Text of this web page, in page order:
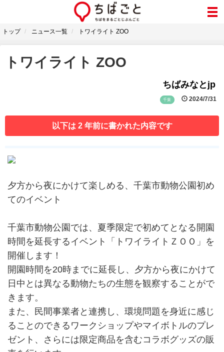
トップ ニュース一覧 トワイライト ZOO
トワイライト ZOO
ちばみなとjp
千葉 2024/7/31
以下は 2 年前に書かれた内容です
夕方から夜にかけて楽しめる、千葉市動物公園初め
てのイベント
千葉市動物公園では、夏季限定で初めてとなる開園
時間を延長するイベント「トワイライトＺＯＯ」を
開催します！
開園時間を20時までに延長し、夕方から夜にかけて
日中とは異なる動物たちの生態を観察することがで
きます。
また、民間事業者と連携し、環境問題を身近に感じ
ることのできるワークショップやマイボトルのプレ
ゼント、さらには限定商品を含むコラボグッズの販